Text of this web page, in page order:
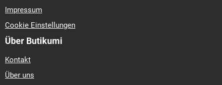
Impressum
Cookie Einstellungen
Über Butikumi
Kontakt
Über uns